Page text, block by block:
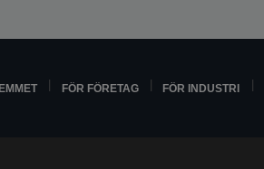
FÖR FÖRETAG FÖR INDUSTRI